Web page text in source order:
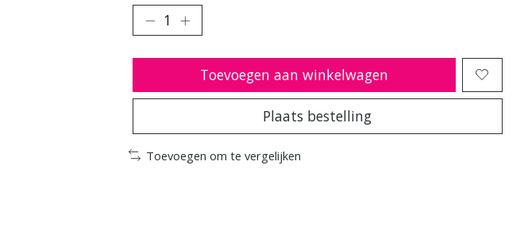
Toevoegen aan winkelwagen
Plaats bestelling
Toevoegen om te vergelijken